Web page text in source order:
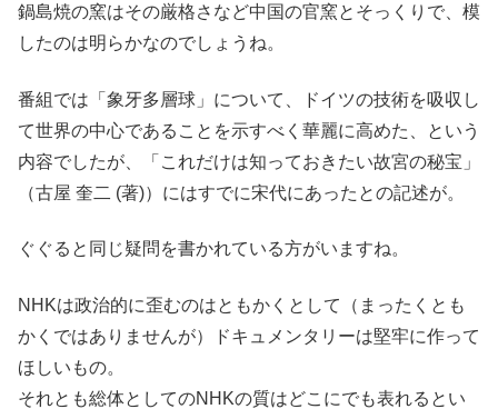
鍋島焼の窯はその厳格さなど中国の官窯とそっくりで、模
したのは明らかなのでしょうね。
番組では「象牙多層球」について、ドイツの技術を吸収し
て世界の中心であることを示すべく華麗に高めた、という
内容でしたが、「これだけは知っておきたい故宮の秘宝」
（古屋 奎二 (著)）にはすでに宋代にあったとの記述が。
ぐぐると同じ疑問を書かれている方がいますね。
NHKは政治的に歪むのはともかくとして（まったくとも
かくではありませんが）ドキュメンタリーは堅牢に作って
ほしいもの。
それとも総体としてのNHKの質はどこにでも表れるとい